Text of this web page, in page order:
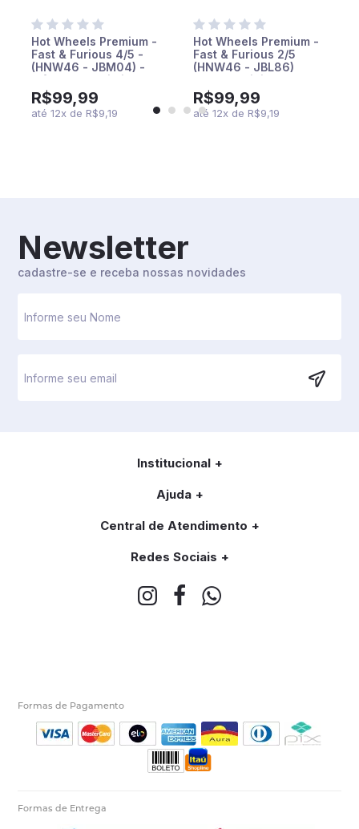
Hot Wheels Premium -
Fast & Furious 4/5 -
(HNW46 - JBM04) -
Alfa Romeo Giulia
Sprint GTA (Velozes e
Furiosos)
R$99,99
até 12xde R$9,19
Hot Wheels Premium -
Fast & Furious 2/5
(HNW46 - JBL86)
Lamborguini LM002
(Velozes e Furiosos)
R$99,99
até 12xde R$9,19
Newsletter
cadastre-se e receba nossas novidades
Institucional
Ajuda
Central de Atendimento
Redes Sociais
Formas de Pagamento
Formas de Entrega